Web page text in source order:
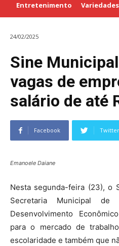
Entretenimento Variedades
24/02/2025
Sine
vagas de
salário de até
Facebook Twitter
Emanoele Daiane
Nesta segunda-feira (23), o
Secretaria Municipal de
Desenvolvimento
para o mercado de
escolaridade e também que